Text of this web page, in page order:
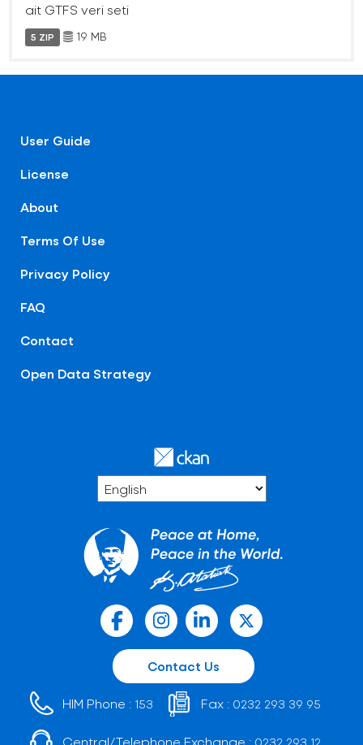
ait GTFS veri seti
5 ZIP 19 MB
User Guide
License
About
Terms Of Use
Privacy Policy
FAQ
Contact
Open Data Strategy
Contact Us
HIM Phone : 153 Fax : 0232 293 39 95
Central/Telephone Exchange :